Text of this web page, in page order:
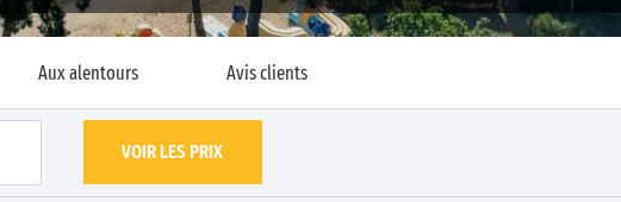
Aux alentours Avis clients
VOIR LES PRIX